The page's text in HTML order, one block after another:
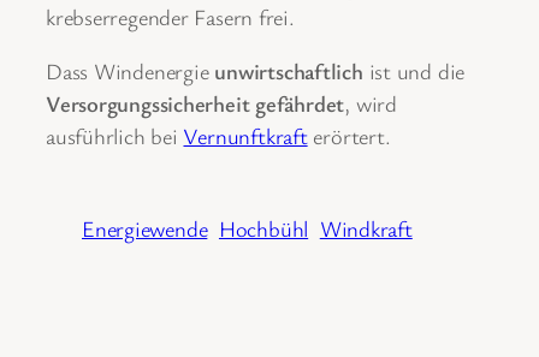
krebserregender Fasern frei.
Dass Windenergie unwirtschaftlich ist und die
Versorgungssicherheit gefährdet, wird
ausführlich bei Vernunftkrafterörtert.
Energiewende Hochbühl Windkraft